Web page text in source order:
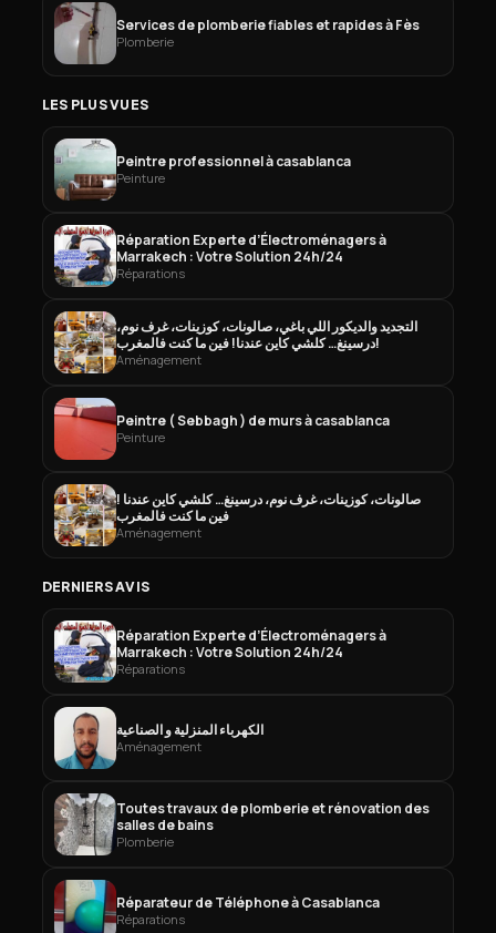
Services de plomberie fiables et rapides à Fès
Plomberie
LES PLUS VUES
Peintre professionnel à casablanca
Peinture
Réparation Experte d’Électroménagers à
Marrakech : Votre Solution 24h/24
Réparations
التجديد والديكور اللي باغي، صالونات، كوزينات، غرف نوم،
درسينغ… كلشي كاين عندنا! فين ما كنت فالمغرب!
Aménagement
Peintre ( Sebbagh ) de murs à casablanca
Peinture
صالونات، كوزينات، غرف نوم، درسينغ… كلشي كاين عندنا !
فين ما كنت فالمغرب
Aménagement
DERNIERS AVIS
Réparation Experte d’Électroménagers à
Marrakech : Votre Solution 24h/24
Réparations
الكهرباء المنزلية و الصناعية
Aménagement
Toutes travaux de plomberie et rénovation des
salles de bains
Plomberie
Réparateur de Téléphone à Casablanca
Réparations